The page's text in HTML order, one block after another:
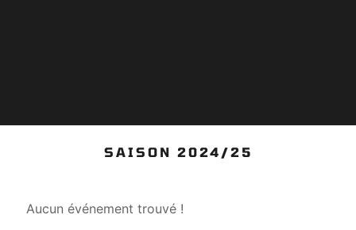
SAISON 2024/25
Aucun événement trouvé !